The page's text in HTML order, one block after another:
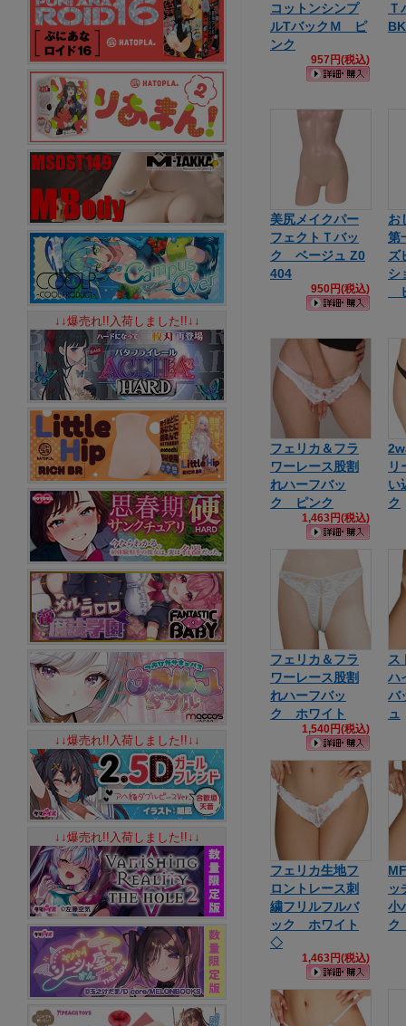
コットンシンプ
ルTバックＭ ピ
ンク
957円(税込)
Ｔ
美尻メイクパー
フェクトＴバッ
ク ベージュ Z0
404
950円(税込)
お
第
ズ
シ
フェリカ＆フラ
ワーレース股割
れハーフバッ
ク ピンク
1,463円(税込)
リ
い
ク
フェリカ＆フラ
ワーレース股割
れハーフバッ
ク ホワイト
1,540円(税込)
ス
ハ
バ
ュ
フェリカ生地フ
ロントレース刺
繍フリルフルバ
ック ホワイト
◇
1,463円(税込)
ッ
小
↓↓爆売れ!!入荷しました!!↓↓
↓↓爆売れ!!入荷しました!!↓↓
↓↓爆売れ!!入荷しました!!↓↓